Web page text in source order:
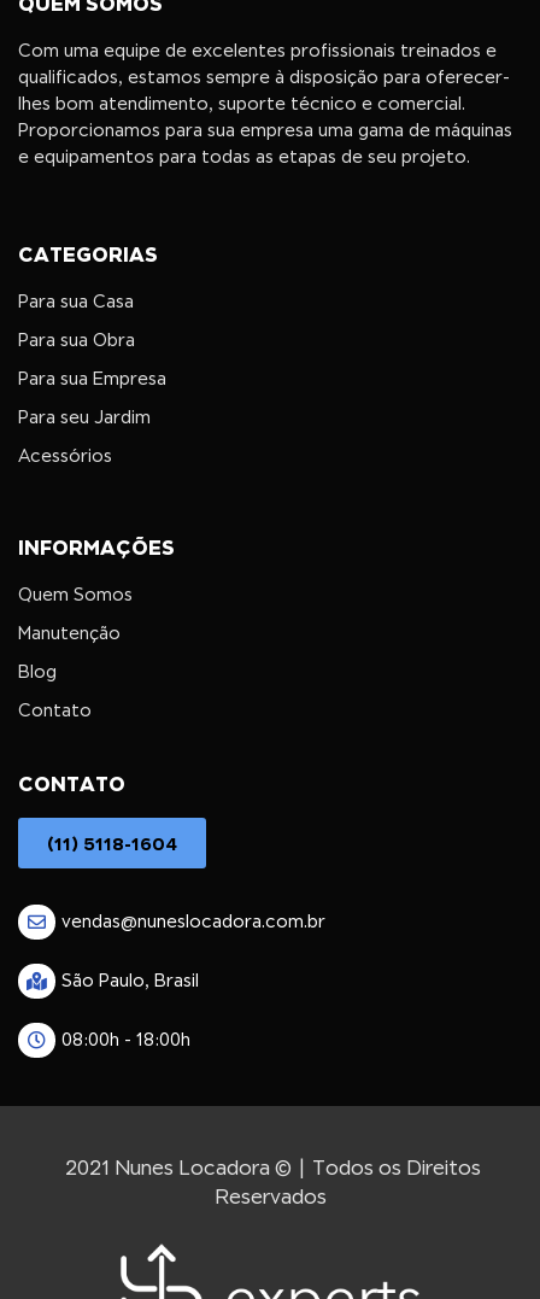
Com uma equipe de excelentes profissionais treinados e
qualificados, estamos sempre à disposição para oferecer-
lhes bom atendimento, suporte técnico e comercial.
Proporcionamos para sua empresa uma gama de máquinas
e equipamentos para todas as etapas de seu projeto.
CATEGORIAS
Para sua Casa
Para sua Obra
Para sua Empresa
Para seu Jardim
Acessórios
INFORMAÇÕES
Quem Somos
Manutenção
Blog
Contato
CONTATO
(11) 5118-1604
vendas@nuneslocadora.com.br
São Paulo, Brasil
08:00h - 18:00h
2021 Nunes Locadora © | Todos os Direitos
Reservados